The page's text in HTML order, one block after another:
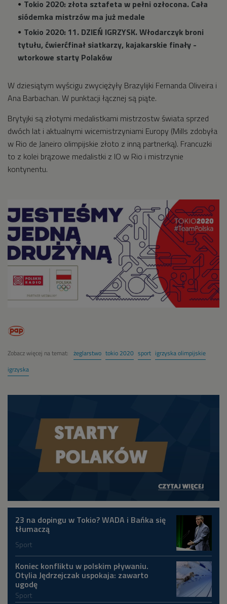
Tokio 2020: złota sztafeta w pełni ozłocona. Cała
siódemka mistrzów ma już medale
Tokio 2020: 11. DZIEŃ IGRZYSK. Włodarczyk broni
tytułu, ćwierćfinał siatkarzy, kajakarskie finały -
wtorkowe starty Polaków
W dziesiątym wyścigu zwyciężyły Brazylijki Fernanda Oliveira i
Ana Barbachan. W punktacji łącznej są piąte.
Brytyjki są złotymi medalistkami mistrzostw świata sprzed
dwóch lat i aktualnymi wicemistrzyniami Europy (Mills zdobyła
w Rio de Janeiro olimpijskie złoto z inną partnerką). Francuzki
to z kolei brązowe medalistki z IO w Rio i mistrzynie
kontynentu.
Zobacz więcej na temat: żeglarstwo tokio 2020 sport igrzyska olimpijskie
igrzyska
23 na dopingu w Tokio? WADA i Bańka się
tłumaczą
Sport
Koniec konfliktu w polskim pływaniu.
Otylia Jędrzejczak uspokaja: zawarto
ugodę
Sport